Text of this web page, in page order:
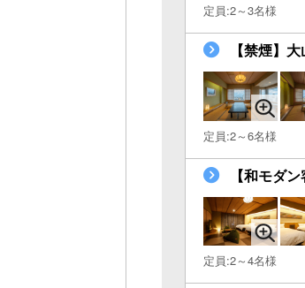
定員:2～3名様
【禁煙】
定員:2～6名様
【和モダ
定員:2～4名様